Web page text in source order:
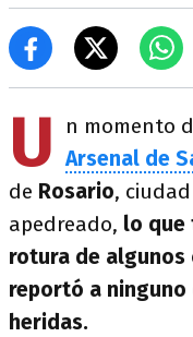
U
n momento
Arsenal de
de Rosario,
apedreado, lo que
rotura de algunos
reportó a
heridas.